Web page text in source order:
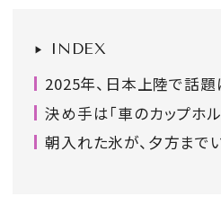
SPUR読者のためのメンバー
「The SPUR Club」。便利な
INDEX
2025年、日本上陸で話題
決め手は「車のカップホ
朝入れた氷が、夕方まで